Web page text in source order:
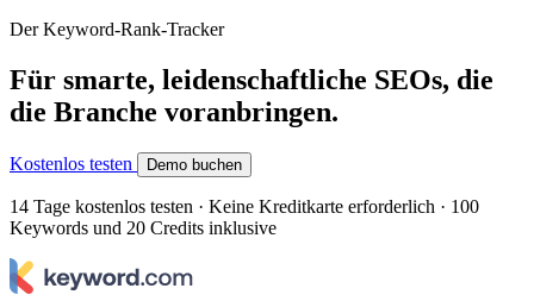
Der Keyword-Rank-Tracker
Für smarte, leidenschaftliche SEOs, die
die Branche voranbringen.
Kostenlos testen Demo buchen
14 Tage kostenlos testen · Keine Kreditkarte erforderlich · 100
Keywords und 20 Credits inklusive